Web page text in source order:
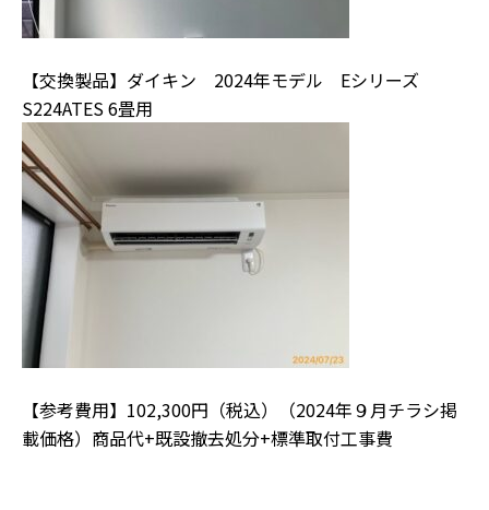
【交換製品】ダイキン 2024年モデル Eシリーズ
S224ATES 6畳用
【参考費用】102,300円（税込）（2024年９月チラシ掲
載価格）商品代+既設撤去処分+標準取付工事費